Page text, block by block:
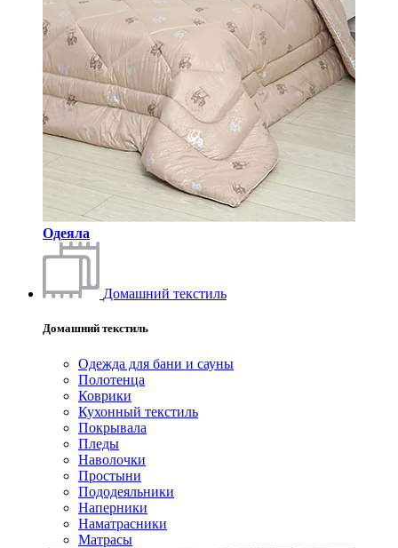
Одеяла
Домашний текстиль
Домашний текстиль
Одежда для бани и сауны
Полотенца
Коврики
Кухонный текстиль
Покрывала
Пледы
Наволочки
Простыни
Пододеяльники
Наперники
Наматрасники
Матрасы